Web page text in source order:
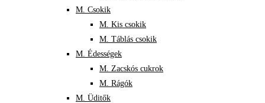
M. Csokik
M. Kis csokik
M. Táblás csokik
M. Édességek
M. Zacskós cukrok
M. Rágók
M. Üditők